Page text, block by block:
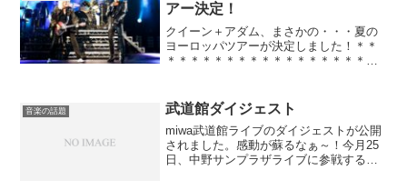
アー決定！
クイーン＋アダム、まさかの・・・夏の
ヨーロッパツアーが決定しました！＊＊
＊＊＊＊＊＊＊＊＊＊＊＊＊＊＊＊＊＊
...
音楽の話題 武道館ダイジェスト
miwa武道館ライブのダイジェストが公開
されました。感動が蘇るなぁ～！今月25
日、中野サンプラザライブに参戦するの